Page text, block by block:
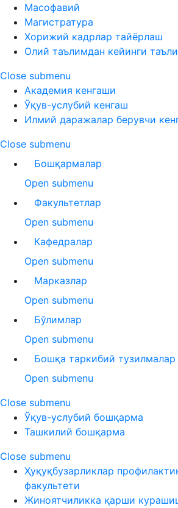
Масофавий
Магистратура
Хорижий кадрлар тайёрлаш
Олий таълимдан кейинги
Close submenu
Академия кенгаши
Ўқув-услубий кенгаш
Илмий даражалар берувчи
Close submenu
Бошқармалар
Open submenu
Факультетлар
Open submenu
Кафедралар
Open submenu
Марказлар
Open submenu
Бўлимлар
Open submenu
Бошқа таркибий тузилмалар
Open submenu
Close submenu
Ўқув-услубий бошқарма
Ташкилий бошқарма
Close submenu
Ҳуқуқбузарликлар
факультети
Жиноятчиликка қарши